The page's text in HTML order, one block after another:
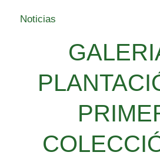
Noticias